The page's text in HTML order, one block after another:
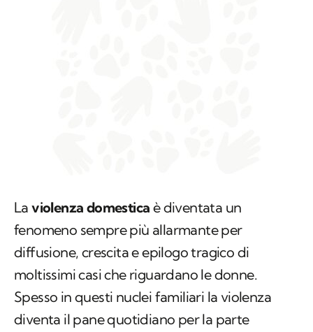
Laviolenza domestica è diventata un
fenomeno sempre più allarmante per
diffusione, crescita e epilogo tragico di
moltissimi casi che riguardano le donne.
Spesso in questi nuclei familiari la violenza
diventa il pane quotidiano per la parte